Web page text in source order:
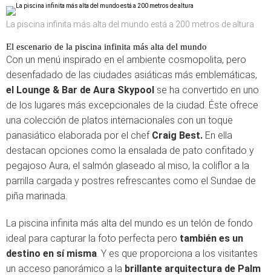
La piscina infinita más alta del mundo está a 200 metros de altura
El escenario de la piscina infinita más alta del mundo
Con un menú inspirado en el ambiente cosmopolita, pero
desenfadado de las ciudades asiáticas más emblemáticas,
el Lounge & Bar de Aura Skypool se ha convertido en uno
de los lugares más excepcionales de la ciudad. Éste ofrece
una colección de platos internacionales con un toque
panasiático elaborada por el chef Craig Best. En ella
destacan opciones como la ensalada de pato confitado y
pegajoso Aura, el salmón glaseado al miso, la coliflor a la
parrilla cargada y postres refrescantes como el Sundae de
piña marinada.
La piscina infinita más alta del mundo es un telón de fondo
ideal para capturar la foto perfecta pero también es un
destino en sí misma. Y es que proporciona a los visitantes
un acceso panorámico a la brillante arquitectura de Palm